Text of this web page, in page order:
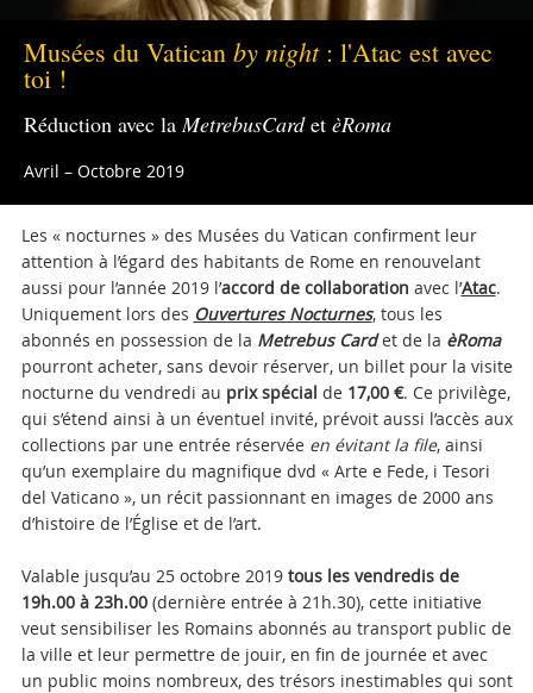
Musées du Vatican by night: l'Atac est avec
toi !
Réduction avec laMetrebusCardet èRoma
Avril – Octobre 2019
Les « nocturnes » des Musées du Vatican confirment leur
attention à l’égard des habitants de Rome en renouvelant
aussi pour l’année 2019 l’accord de collaboration avec l’Atac.
Uniquement lors des Ouvertures Nocturnes, tous les
abonnés en possession de la Metrebus Cardet de la èRoma
pourront acheter, sans devoir réserver, un billet pour la visite
nocturne du vendredi au prix spécial de 17,00 €. Ce privilège,
qui s’étend ainsi à un éventuel invité, prévoit aussi l’accès aux
collections par une entrée réservée en évitant la file, ainsi
qu’un exemplaire du magnifique dvd « Arte e Fede, i Tesori
del Vaticano », un récit passionnant en images de 2000 ans
d’histoire de l’Église et de l’art.
Valable jusqu’au 25 octobre 2019 tous les vendredis de
19h.00 à 23h.00(dernière entrée à 21h.30), cette initiative
veut sensibiliser les Romains abonnés au transport public de
la ville et leur permettre de jouir, en fin de journée et avec
un public moins nombreux, des trésors inestimables qui sont